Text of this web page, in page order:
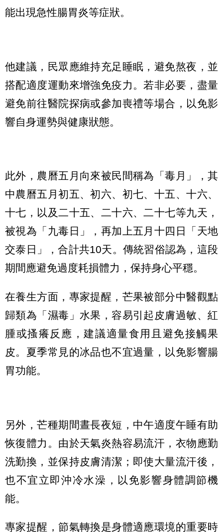
能出現急性腸胃炎等症狀。
他建議，民眾應維持充足睡眠，避免熬夜，並
搭配適度運動來增強免疫力。若非必要，盡量
避免前往醫院探病或參加喪禮等場合，以免影
響自身運勢與健康狀態。
此外，農曆五月向來被民間稱為「毒月」，其
中農曆五月初五、初六、初七、十五、十六、
十七，以及二十五、二十六、二十七等九天，
被視為「九毒日」，再加上五月十四日「天地
交泰日」，合計共10天。傳統習俗認為，這段
期間應避免過度耗損體力，保持身心平穩。
在養生方面，專家提醒，芒果被部分中醫觀點
歸類為「濕毒」水果，容易引起皮膚過敏、紅
腫或搔癢反應，建議適量食用且避免接觸果
皮。夏季常見的冰品也不宜過量，以免影響腸
胃功能。
另外，芒種期間晝長夜短，中午適度午睡有助
恢復體力。由於天氣炎熱容易流汗，衣物應勤
洗勤換，並保持皮膚清潔；即使大量流汗後，
也不宜立即沖冷水澡，以免影響身體調節機
能。
專家提醒，節氣轉換是身體適應環境的重要時